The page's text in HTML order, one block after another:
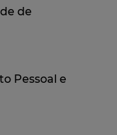
de
Pessoal e